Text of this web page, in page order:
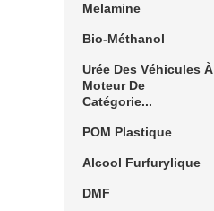
Melamine
Bio-Méthanol
Urée Des Véhicules À
Moteur De
Catégorie...
POM Plastique
Alcool Furfurylique
DMF